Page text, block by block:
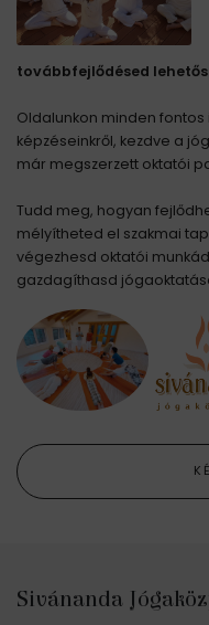
továbbfejlődésed
Oldalunkon minden
képzéseinkről, kezdve a
már megszerzett oktatói
Tudd meg, hogyan
mélyítheted el szakmai
végezhesd oktatói
gazdagíthasd
Sivánanda